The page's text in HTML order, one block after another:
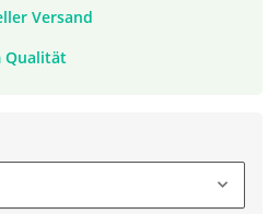
Versand
Qualität